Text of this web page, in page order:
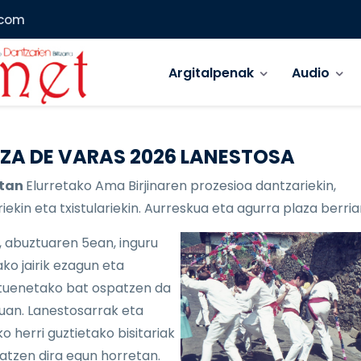
Argitalpenak Audio
DE VARAS 2026 LANESTOSA
Elurretako Ama Birjinaren prozesioa dantzariekin,
eta txistulariekin. Aurreskua eta agurra plaza
abuztuaren 5ean, inguru
jairik ezagun eta
bat ospatzen da
Lanestosarrak eta
herri guztietako bisitariak
dira egun horretan.